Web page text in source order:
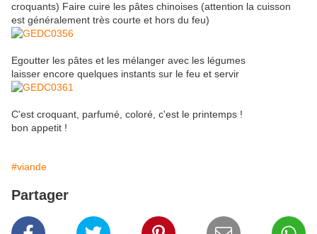
croquants) Faire cuire les pâtes chinoises (attention la cuisson
est généralement très courte et hors du feu)
Egoutter les pâtes et les mélanger avec les légumes
laisser encore quelques instants sur le feu et servir
C'est croquant, parfumé, coloré, c'est le printemps !
bon appetit !
#viande
Partager